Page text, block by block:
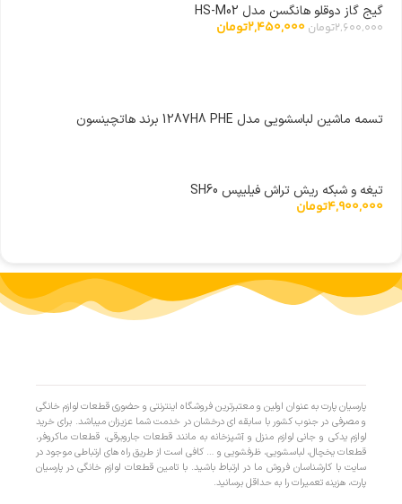
گیج گاز دوقلو هانگسن مدل HS-M02
2,600,000تومان 2,450,000تومان
تسمه ماشین لباسشویی مدل 1287H8 PHE برند هاتچینسون
تیغه و شبکه ریش تراش فیلیپس SH60
4,900,000تومان
پارسیان پارت به عنوان اولین و معتبرترین فروشگاه اینترنتی و حضوری قطعات لوازم خانگی
و مصرفی در جنوب کشور با سابقه ای درخشان در خدمت شما عزیزان میباشد. برای خرید
لوازم یدکی و جانی لوازم منزل و آشپزخانه به مانند قطعات جاروبرقی، قطعات ماکروفر،
قطعات یخچال، لباسشویی، ظرفشویی و … کافی است از طریق راه های ارتباطی موجود در
سایت با کارشناسان فروش ما در ارتباط باشید. با تامین قطعات لوازم خانگی در پارسیان
پارت، هزینه تعمیرات را به حداقل برسانید.